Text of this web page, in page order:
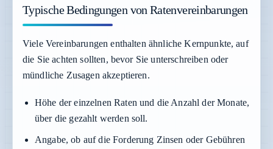
Typische Bedingungen von Ratenvereinbarungen
Viele Vereinbarungen enthalten ähnliche Kernpunkte, auf
die Sie achten sollten, bevor Sie unterschreiben oder
mündliche Zusagen akzeptieren.
Höhe der einzelnen Raten und die Anzahl der Monate,
über die gezahlt werden soll.
Angabe, ob auf die Forderung Zinsen oder Gebühren